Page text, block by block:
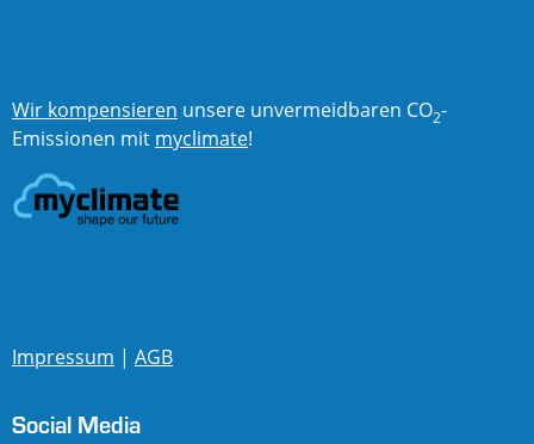
Wir kompensieren unsere unvermeidbaren CO2-
Emissionen mit myclimate!
Impressum | AGB
Social Media